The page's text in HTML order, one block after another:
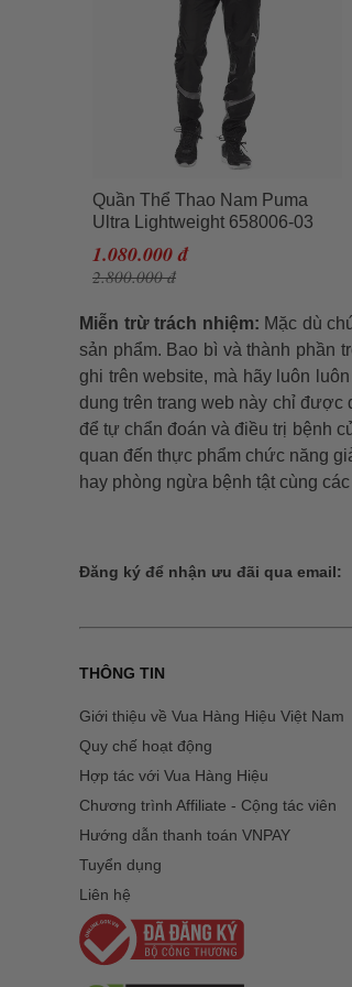
Quần Thể Thao Nam Puma
Ultra Lightweight 658006-03
Màu Đen Size XXL
1.080.000 đ
2.800.000 đ
Miễn trừ trách nhiệm: Mặc dù
sản phẩm. Bao bì và thành phần
ghi trên website, mà hãy luôn
dung trên trang web này chỉ được
để tự chẩn đoán và điều trị bệnh
quan đến thực phẩm chức năng
hay phòng ngừa bệnh tật cùng
Đăng ký để nhận ưu đãi qua email:
THÔNG TIN
Giới thiệu về Vua Hàng Hiệu Việt Nam
Quy chế hoạt động
Hợp tác với Vua Hàng Hiệu
Chương trình Affiliate - Cộng tác viên
Hướng dẫn thanh toán VNPAY
Tuyển dụng
Liên hệ